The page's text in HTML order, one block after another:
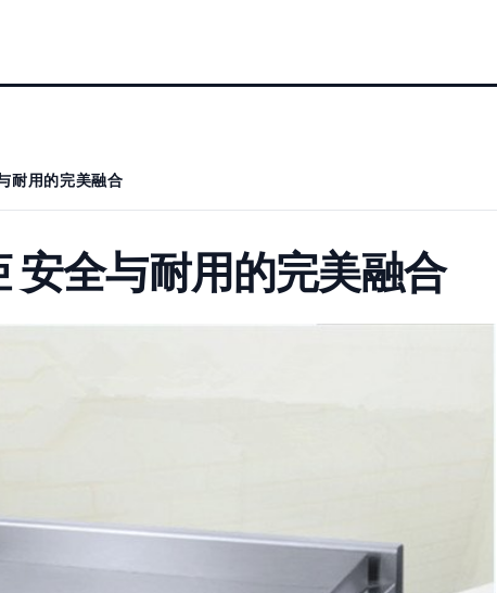
耐用的完美融合
安全与耐用的完美融合